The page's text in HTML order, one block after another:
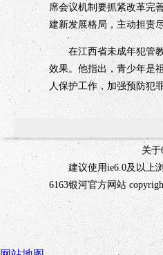
席会议机制要抓紧改革完
建新发展格局，主动担责
在江西省未成年犯管教
效果。他指出，青少年是
人保护工作，加强预防犯
关于
建议使用ie6.0及以上
6163银河官方网站